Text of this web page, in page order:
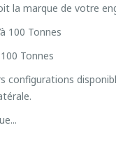
la marque de votre
100 Tonnes
Tonnes
configurations